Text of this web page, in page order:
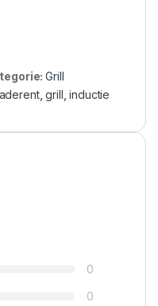
Grill
,grill ,inductie
0
0